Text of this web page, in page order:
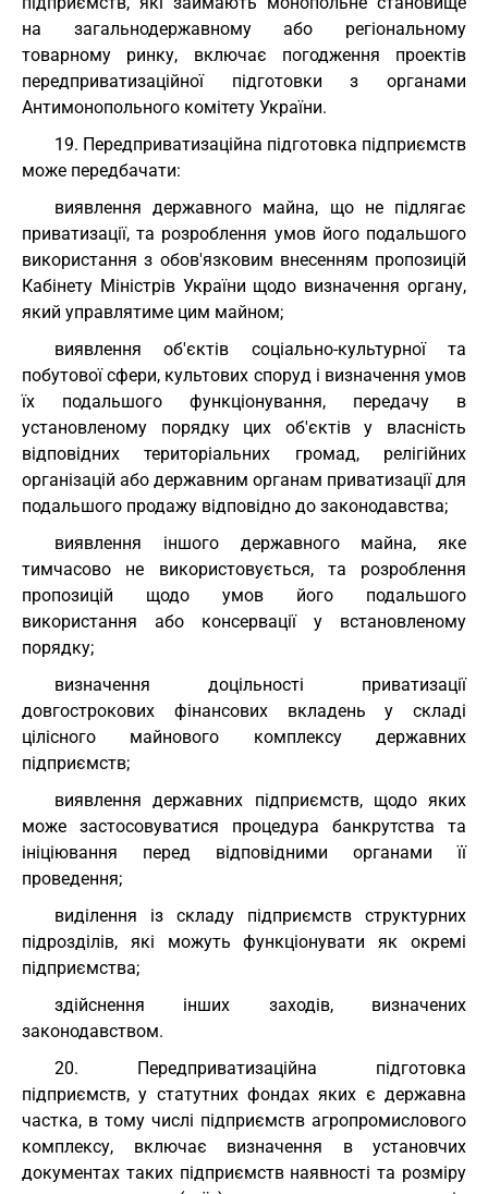
на загальнодержавному або регіональному
товарному ринку, включає погодження проектів
передприватизаційної підготовки з органами
Антимонопольного комітету України.
19. Передприватизаційна підготовка підприємств
може передбачати:
виявлення державного майна, що не підлягає
приватизації, та розроблення умов його подальшого
використання з обов'язковим внесенням пропозицій
Кабінету Міністрів України щодо визначення органу,
який управлятиме цим майном;
виявлення об'єктів соціально-культурної та
побутової сфери, культових споруд і визначення умов
їх подальшого функціонування, передачу в
установленому порядку цих об'єктів у власність
відповідних територіальних громад, релігійних
організацій або державним органам приватизації для
подальшого продажу відповідно до законодавства;
виявлення іншого державного майна, яке
тимчасово не використовується, та розроблення
пропозицій щодо умов його подальшого
використання або консервації у встановленому
порядку;
визначення доцільності приватизації
довгострокових фінансових вкладень у складі
цілісного майнового комплексу державних
підприємств;
виявлення державних підприємств, щодо яких
може застосовуватися процедура банкрутства та
ініціювання перед відповідними органами її
проведення;
виділення із складу підприємств структурних
підрозділів, які можуть функціонувати як окремі
підприємства;
здійснення інших заходів, визначених
законодавством.
20. Передприватизаційна підготовка
підприємств, у статутних фондах яких є державна
частка, в тому числі підприємств агропромислового
комплексу, включає визначення в установчих
документах таких підприємств наявності та розміру